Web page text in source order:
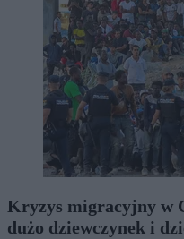
Kryzys migracyjny w
dużo dziewczynek i